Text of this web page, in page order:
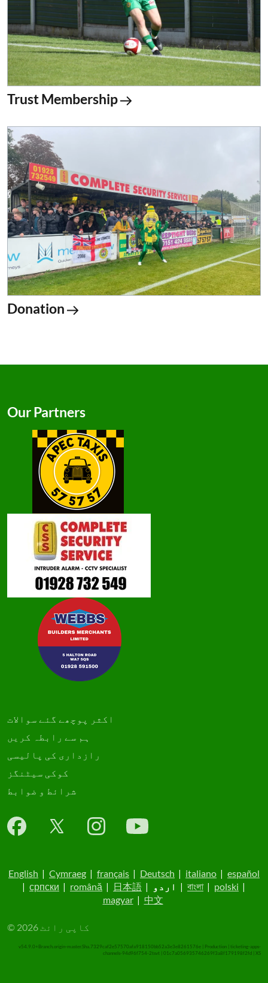
Trust Membership
Donation
اکثر پوچھے گئے سوالات
ہم سے رابطہ کریں
رازداری کی پالیسی
کوکی سیٹنگز
شرائط و ضوابط
Our Partners
English | Cymraeg | français | Deutsch | italiano | español
| српски | română | 日本語 | اردو | বাংলা| polski |
magyar| 中文
© کاپی رائٹ 2026
v54.9.0+Branch.origin-master.Sha.7329caf2e57570afa918150bb52a3e3e8261576e | Production | ticketing-apps-
channels-94d96f754-2tsvt | 01c7a056935746269f3a8f179198f2fd | XS